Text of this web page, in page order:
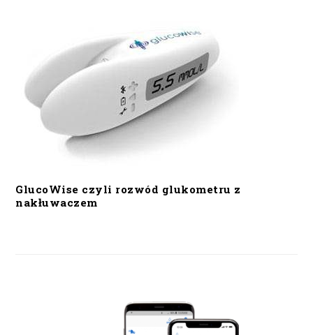
GlucoWise czyli rozwód glukometru z
nakłuwaczem